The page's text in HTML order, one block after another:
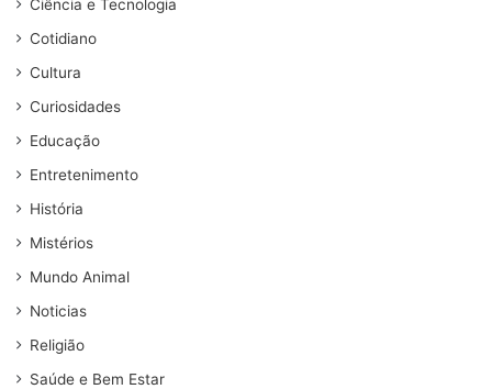
Ciência e Tecnologia
Cotidiano
Cultura
Curiosidades
Educação
Entretenimento
História
Mistérios
Mundo Animal
Noticias
Religião
Saúde e Bem Estar